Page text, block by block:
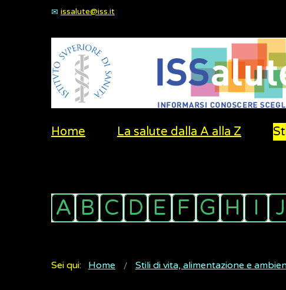
issalute@iss.it
Home La salute dalla A alla Z
Sei qui: Home Stili di vita, alimentazione e